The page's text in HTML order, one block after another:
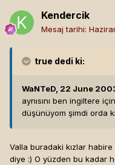
Kendercik
Mesaj tarihi:
true dedi ki:
WaNTeD, 22 June
aynısını ben ingiltere
düşünüyom şimdi orda
Valla buradaki kızlar
diye :) O yüzden bu kadar